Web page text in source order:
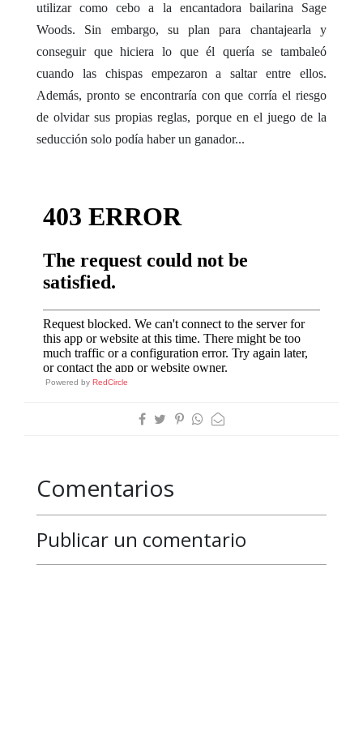
utilizar como cebo a la encantadora bailarina Sage
Woods. Sin embargo, su plan para chantajearla y
conseguir que hiciera lo que él quería se tambaleó
cuando las chispas empezaron a saltar entre ellos.
Además, pronto se encontraría con que corría el riesgo
de olvidar sus propias reglas, porque en el juego de la
seducción solo podía haber un ganador...
Powered by RedCircle
Comentarios
Publicar un comentario